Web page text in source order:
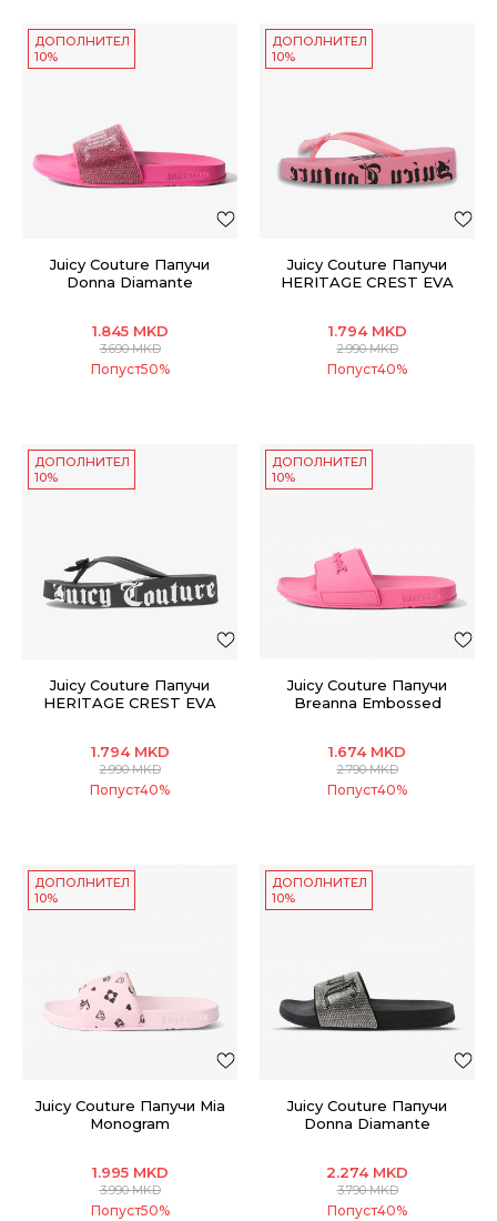
ДОПОЛНИТЕЛНИ
10%
Juicy Couture Папучи
Donna Diamante
1.845 MKD
3.690MKD
Попуст50%
ДОПОЛНИТЕЛНИ
10%
Juicy Couture Папучи
HERITAGE CREST EVA
1.794 MKD
2.990MKD
Попуст40%
ДОПОЛНИТЕЛНИ
10%
Juicy Couture Папучи
HERITAGE CREST EVA
1.794 MKD
2.990MKD
Попуст40%
ДОПОЛНИТЕЛНИ
10%
Juicy Couture Папучи
Breanna Embossed
1.674 MKD
2.790MKD
Попуст40%
ДОПОЛНИТЕЛНИ
10%
Juicy Couture Папучи Mia
Monogram
1.995 MKD
3.990MKD
Попуст50%
ДОПОЛНИТЕЛНИ
10%
Juicy Couture Папучи
Donna Diamante
2.274 MKD
3.790MKD
Попуст40%